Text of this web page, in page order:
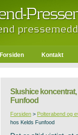
Forsiden Kontakt
Slushice
Funfood
Forsiden > Polterabend og
hos Kelds Funfood